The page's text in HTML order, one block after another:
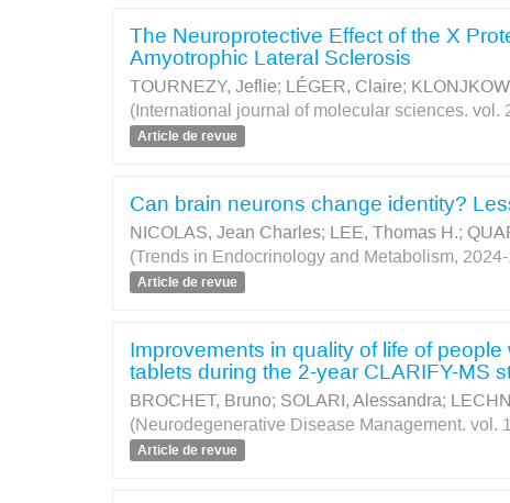
The Neuroprotective Effect of the X
Amyotrophic Lateral Sclerosis
TOURNEZY, Jeflie; LÉGER, Claire;
(International journal of molecular sciences. vol.
Article de revue
Can brain neurons change identity?
NICOLAS, Jean Charles; LEE, Thomas H.;
(Trends in Endocrinology and Metabolism,
Article de revue
Improvements in quality of life of
tablets during the 2-year CLARIFY-MS
BROCHET, Bruno; SOLARI, Alessandra;
(Neurodegenerative Disease Management. vol.
Article de revue